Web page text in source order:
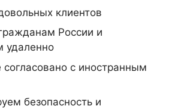
клиентов
России и
удаленно
с иностранным
безопасность и